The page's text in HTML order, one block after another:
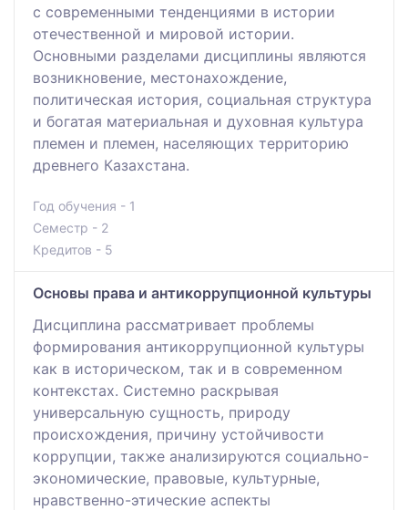
с современными тенденциями в истории
отечественной и мировой истории.
Основными разделами дисциплины являются
возникновение, местонахождение,
политическая история, социальная структура
и богатая материальная и духовная культура
племен и племен, населяющих территорию
древнего Казахстана.
Год обучения - 1
Семестр - 2
Кредитов - 5
Основы права и антикоррупционной культуры
Дисциплина рассматривает проблемы
формирования антикоррупционной культуры
как в историческом, так и в современном
контекстах. Системно раскрывая
универсальную сущность, природу
происхождения, причину устойчивости
коррупции, также анализируются социально-
экономические, правовые, культурные,
нравственно-этические аспекты